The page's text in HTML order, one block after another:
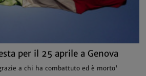
per il 25 aprile a Genova
a chi ha combattuto ed è morto'